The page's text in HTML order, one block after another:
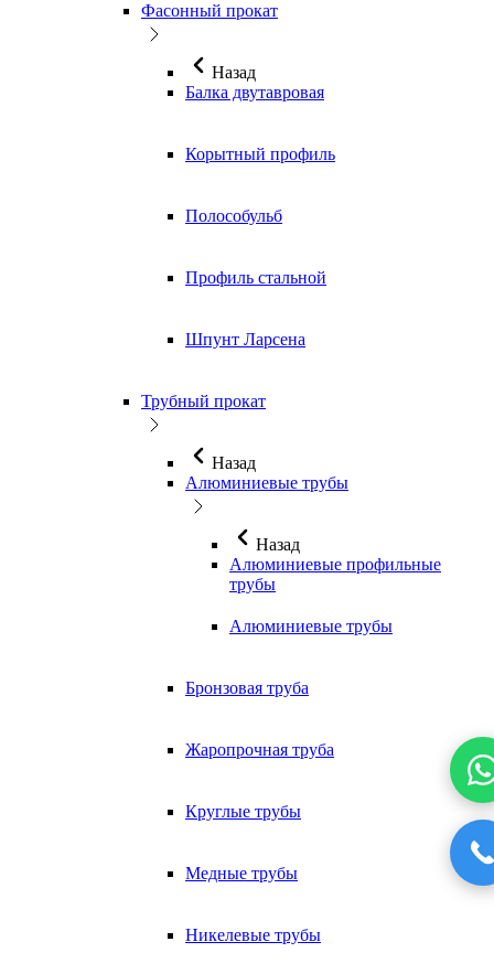
Фасонный прокат
Назад
Балка двутавровая
Корытный профиль
Полособульб
Профиль стальной
Шпунт Ларсена
Трубный прокат
Назад
Алюминиевые трубы
Назад
Алюминиевые профильные
трубы
Алюминиевые трубы
Бронзовая труба
Жаропрочная труба
Круглые трубы
Медные трубы
Никелевые трубы